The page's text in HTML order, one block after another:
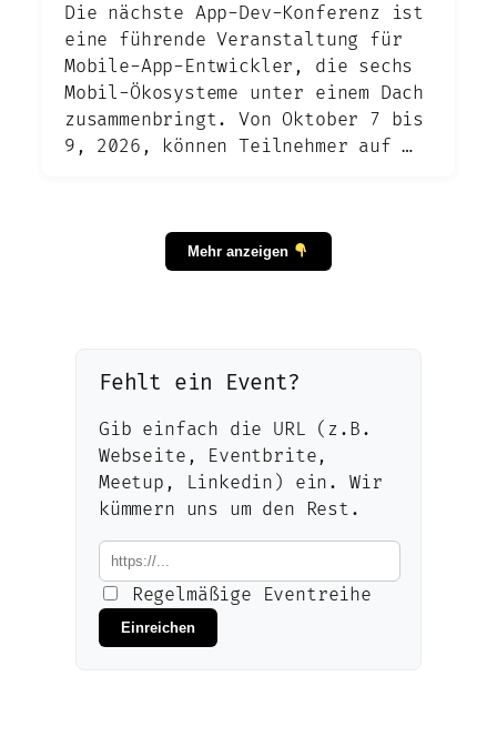
Die nächste App-Dev-Konferenz ist
eine führende Veranstaltung für
Mobile-App-Entwickler, die sechs
Mobil-Ökosysteme unter einem Dach
zusammenbringt. Von Oktober 7 bis
9, 2026, können Teilnehmer auf …
Mehr anzeigen
Fehlt ein Event?
Gib einfach die URL (z.B.
Webseite, Eventbrite,
Meetup, Linkedin) ein. Wir
kümmern uns um den Rest.
Regelmäßige Eventreihe
Einreichen